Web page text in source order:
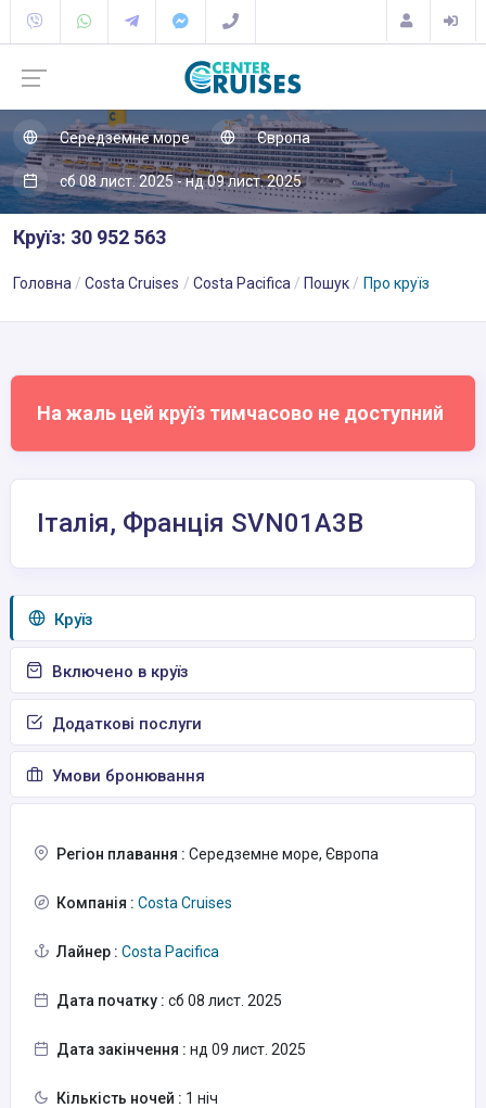
Середземне море Європа
сб 08 лист. 2025 - нд 09 лист. 2025
Круїз: 30 952 563
Головна Costa Cruises Costa Pacifica Пошук Про круїз
На жаль цей круїз тимчасово не доступний
Італія, Франція SVN01A3B
Круїз
Включено в круїз
Додаткові послуги
Умови бронювання
Регіон плавання : Середземне море, Європа
Компанія : Costa Cruises
Лайнер : Costa Pacifica
Дата початку : сб 08 лист. 2025
Дата закінчення : нд 09 лист. 2025
Кількість ночей : 1 ніч